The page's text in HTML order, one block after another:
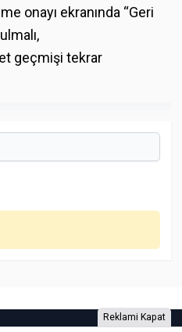
onayı ekranında “Geri
geçmişi tekrar
Reklami Kapat